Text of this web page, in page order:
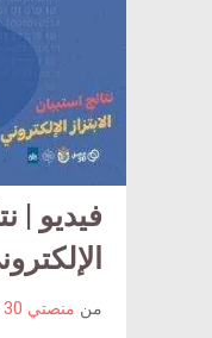
فيديو |
من منصتي 30